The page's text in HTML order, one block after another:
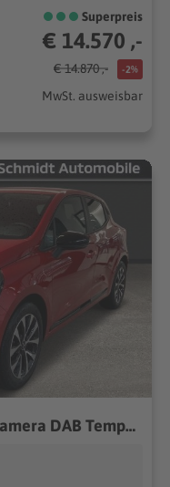
Superpreis
€ 14.570 ,-
€ 14.870 ,- -2%
MwSt. ausweisbar
Mitsubishi Colt 1.0 Plus LED Kamera DAB Tempomat Klima Touch